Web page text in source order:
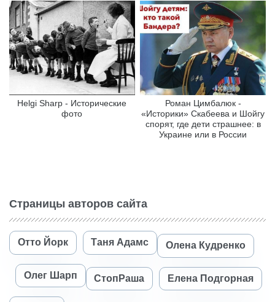
Helgi Sharp - Исторические
фото
Роман Цимбалюк -
«Историки» Скабеева и Шойгу
спорят, где дети страшнее: в
Украине или в России
Страницы авторов сайта
Отто Йорк Таня Адамс Олена Кудренко
Олег Шарп СтопРаша Елена Подгорная